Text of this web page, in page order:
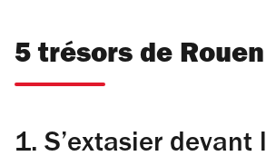
5 trésors de Rouen
1. S’extasier devant